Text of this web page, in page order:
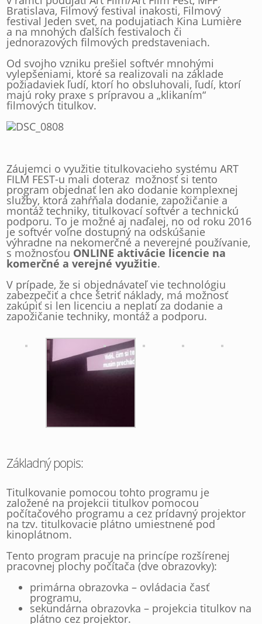
Bratislava, Filmový festival inakosti, Filmový
festival Jeden svet, na podujatiach Kina Lumière
a na mnohých ďalších festivaloch či
jednorazových filmových predstaveniach.
Od svojho vzniku prešiel softvér mnohými
vylepšeniami, ktoré sa realizovali na základe
požiadaviek ľudí, ktorí ho obsluhovali, ľudí, ktorí
majú roky praxe s prípravou a „klikaním“
filmových titulkov.
Záujemci o využitie titulkovacieho systému ART
FILM FEST-u mali doteraz možnosť si tento
program objednať len ako dodanie komplexnej
služby, ktorá zahŕňala dodanie, zapožičanie a
montáž techniky, titulkovací softvér a technickú
podporu. To je možné aj naďalej, no od roku 2016
je softvér voľne dostupný na odskúšanie
výhradne na nekomerčné a neverejné používanie,
s možnosťou ONLINE aktivácie licencie na
komerčné a verejné využitie.
V prípade, že si objednávateľ vie technológiu
zabezpečiť a chce šetriť náklady, má možnosť
zakúpiť si len licenciu a neplatí za dodanie a
zapožičanie techniky, montáž a podporu.
Základný popis:
Titulkovanie pomocou tohto programu je
založené na projekcii titulkov pomocou
počítačového programu a cez prídavný projektor
na tzv. titulkovacie plátno umiestnené pod
kinoplátnom.
Tento program pracuje na princípe rozšírenej
pracovnej plochy počítača (dve obrazovky):
primárna obrazovka – ovládacia časť
programu,
sekundárna obrazovka – projekcia titulkov na
plátno cez projektor.